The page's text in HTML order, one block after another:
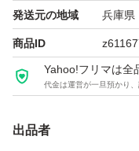
発送元の地域 兵庫県
商品ID
Yahoo!フリマは全
代金は運営が一旦預かり
出品者